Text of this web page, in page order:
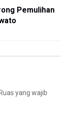
Pemulihan
Ruas yang wajib